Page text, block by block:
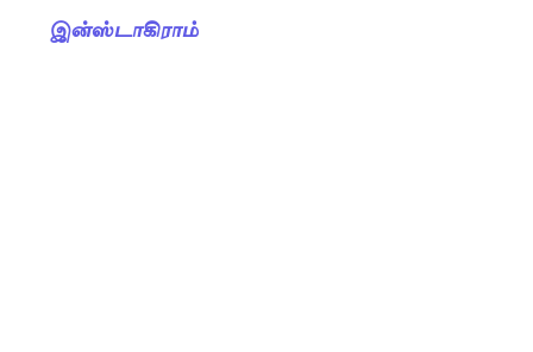
இன்ஸ்டாகிராம்